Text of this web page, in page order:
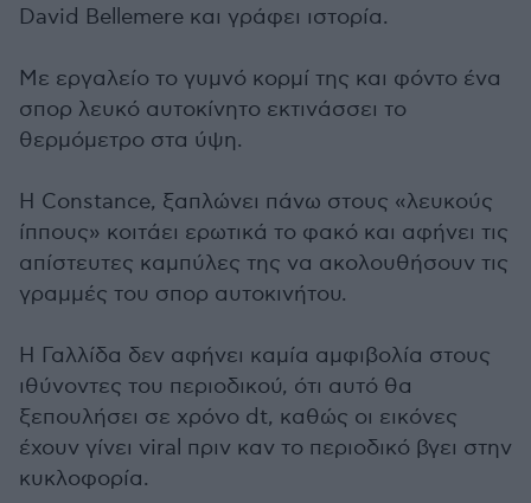
David Bellemere και γράφει ιστορία.
Με εργαλείο το γυμνό κορμί της και φόντο ένα
σπορ λευκό αυτοκίνητο εκτινάσσει το
θερμόμετρο στα ύψη.
Η Constance, ξαπλώνει πάνω στους «λευκούς
ίππους» κοιτάει ερωτικά το φακό και αφήνει τις
απίστευτες καμπύλες της να ακολουθήσουν τις
γραμμές του σπορ αυτοκινήτου.
Η Γαλλίδα δεν αφήνει καμία αμφιβολία στους
ιθύνοντες του περιοδικού, ότι αυτό θα
ξεπουλήσει σε χρόνο dt, καθώς οι εικόνες
έχουν γίνει viral πριν καν το περιοδικό βγει στην
κυκλοφορία.